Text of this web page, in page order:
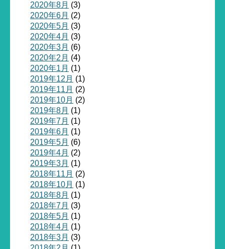
2020年8月 (3)
2020年6月 (2)
2020年5月 (3)
2020年4月 (3)
2020年3月 (6)
2020年2月 (4)
2020年1月 (1)
2019年12月 (1)
2019年11月 (2)
2019年10月 (2)
2019年8月 (1)
2019年7月 (1)
2019年6月 (1)
2019年5月 (6)
2019年4月 (2)
2019年3月 (1)
2018年11月 (2)
2018年10月 (1)
2018年8月 (1)
2018年7月 (3)
2018年5月 (1)
2018年4月 (1)
2018年3月 (3)